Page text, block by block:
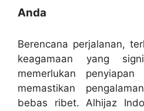
Anda
Berencana perjalanan,
keagamaan yang
memerlukan
memastikan
bebas ribet. Alhijaz